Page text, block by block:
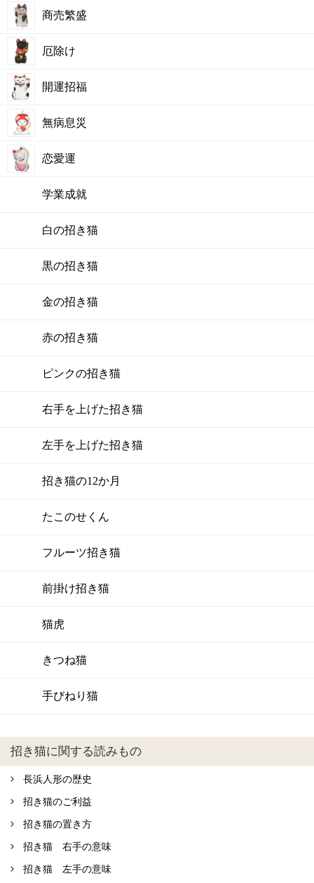
商売繁盛
厄除け
開運招福
無病息災
恋愛運
学業成就
白の招き猫
黒の招き猫
金の招き猫
赤の招き猫
ピンクの招き猫
右手を上げた招き猫
左手を上げた招き猫
招き猫の12か月
たこのせくん
フルーツ招き猫
前掛け招き猫
猫虎
きつね猫
手びねり猫
招き猫に関する読みもの
長浜人形の歴史
招き猫のご利益
招き猫の置き方
招き猫 右手の意味
招き猫 左手の意味